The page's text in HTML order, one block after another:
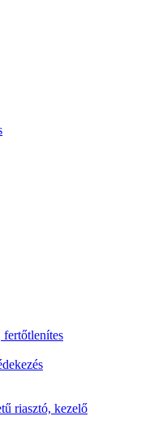
fertőtlenítes
riasztó, kezelő